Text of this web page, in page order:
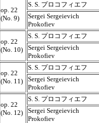
op. 22
(No. 9)
S. S. プロコフィエフ
Sergei Sergeievich
Prokofiev
op. 22
(No. 10)
S. S. プロコフィエフ
Sergei Sergeievich
Prokofiev
op. 22
(No. 11)
S. S. プロコフィエフ
Sergei Sergeievich
Prokofiev
op. 22
(No. 12)
S. S. プロコフィエフ
Sergei Sergeievich
Prokofiev